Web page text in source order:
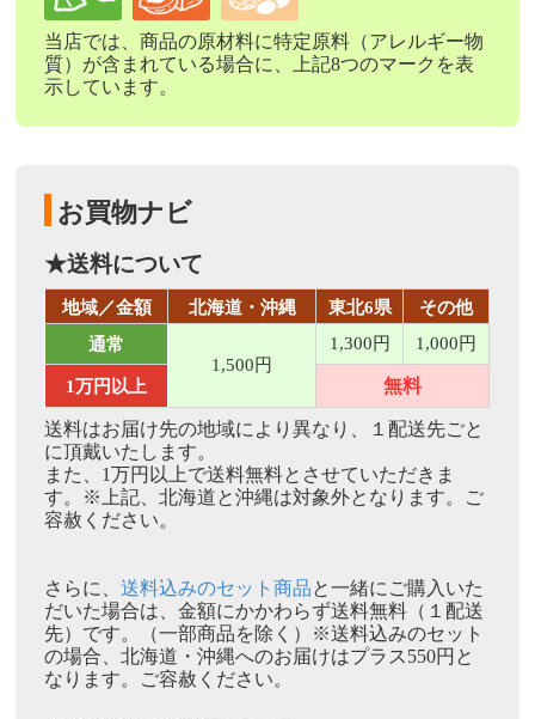
当店では、商品の原材料に特定原料（アレルギー物
質）が含まれている場合に、上記8つのマークを表
示しています。
お買物ナビ
★送料について
地域／金額 北海道・沖縄 東北6県
その他
通常
1,500円
1,300円 1,000円
1万円以上 無料
送料はお届け先の地域により異なり、１配送先ごと
に頂戴いたします。
また、 1万円以上で送料無料とさせていただきま
す。※上記、北海道と沖縄は対象外となります。ご
容赦ください。
さらに、送料込みのセット商品と一緒にご購入いた
だいた場合は、金額にかかわらず送料無料（１配送
先）です。（一部商品を除く）※送料込みのセット
の場合、北海道・沖縄へのお届けはプラス550円と
なります。ご容赦ください。